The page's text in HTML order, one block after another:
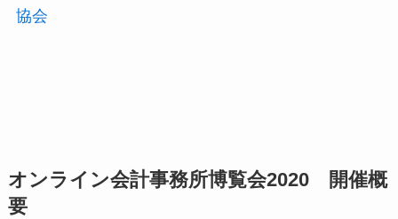
協会
オンライン会計事務所博覧会2020 開催概
要